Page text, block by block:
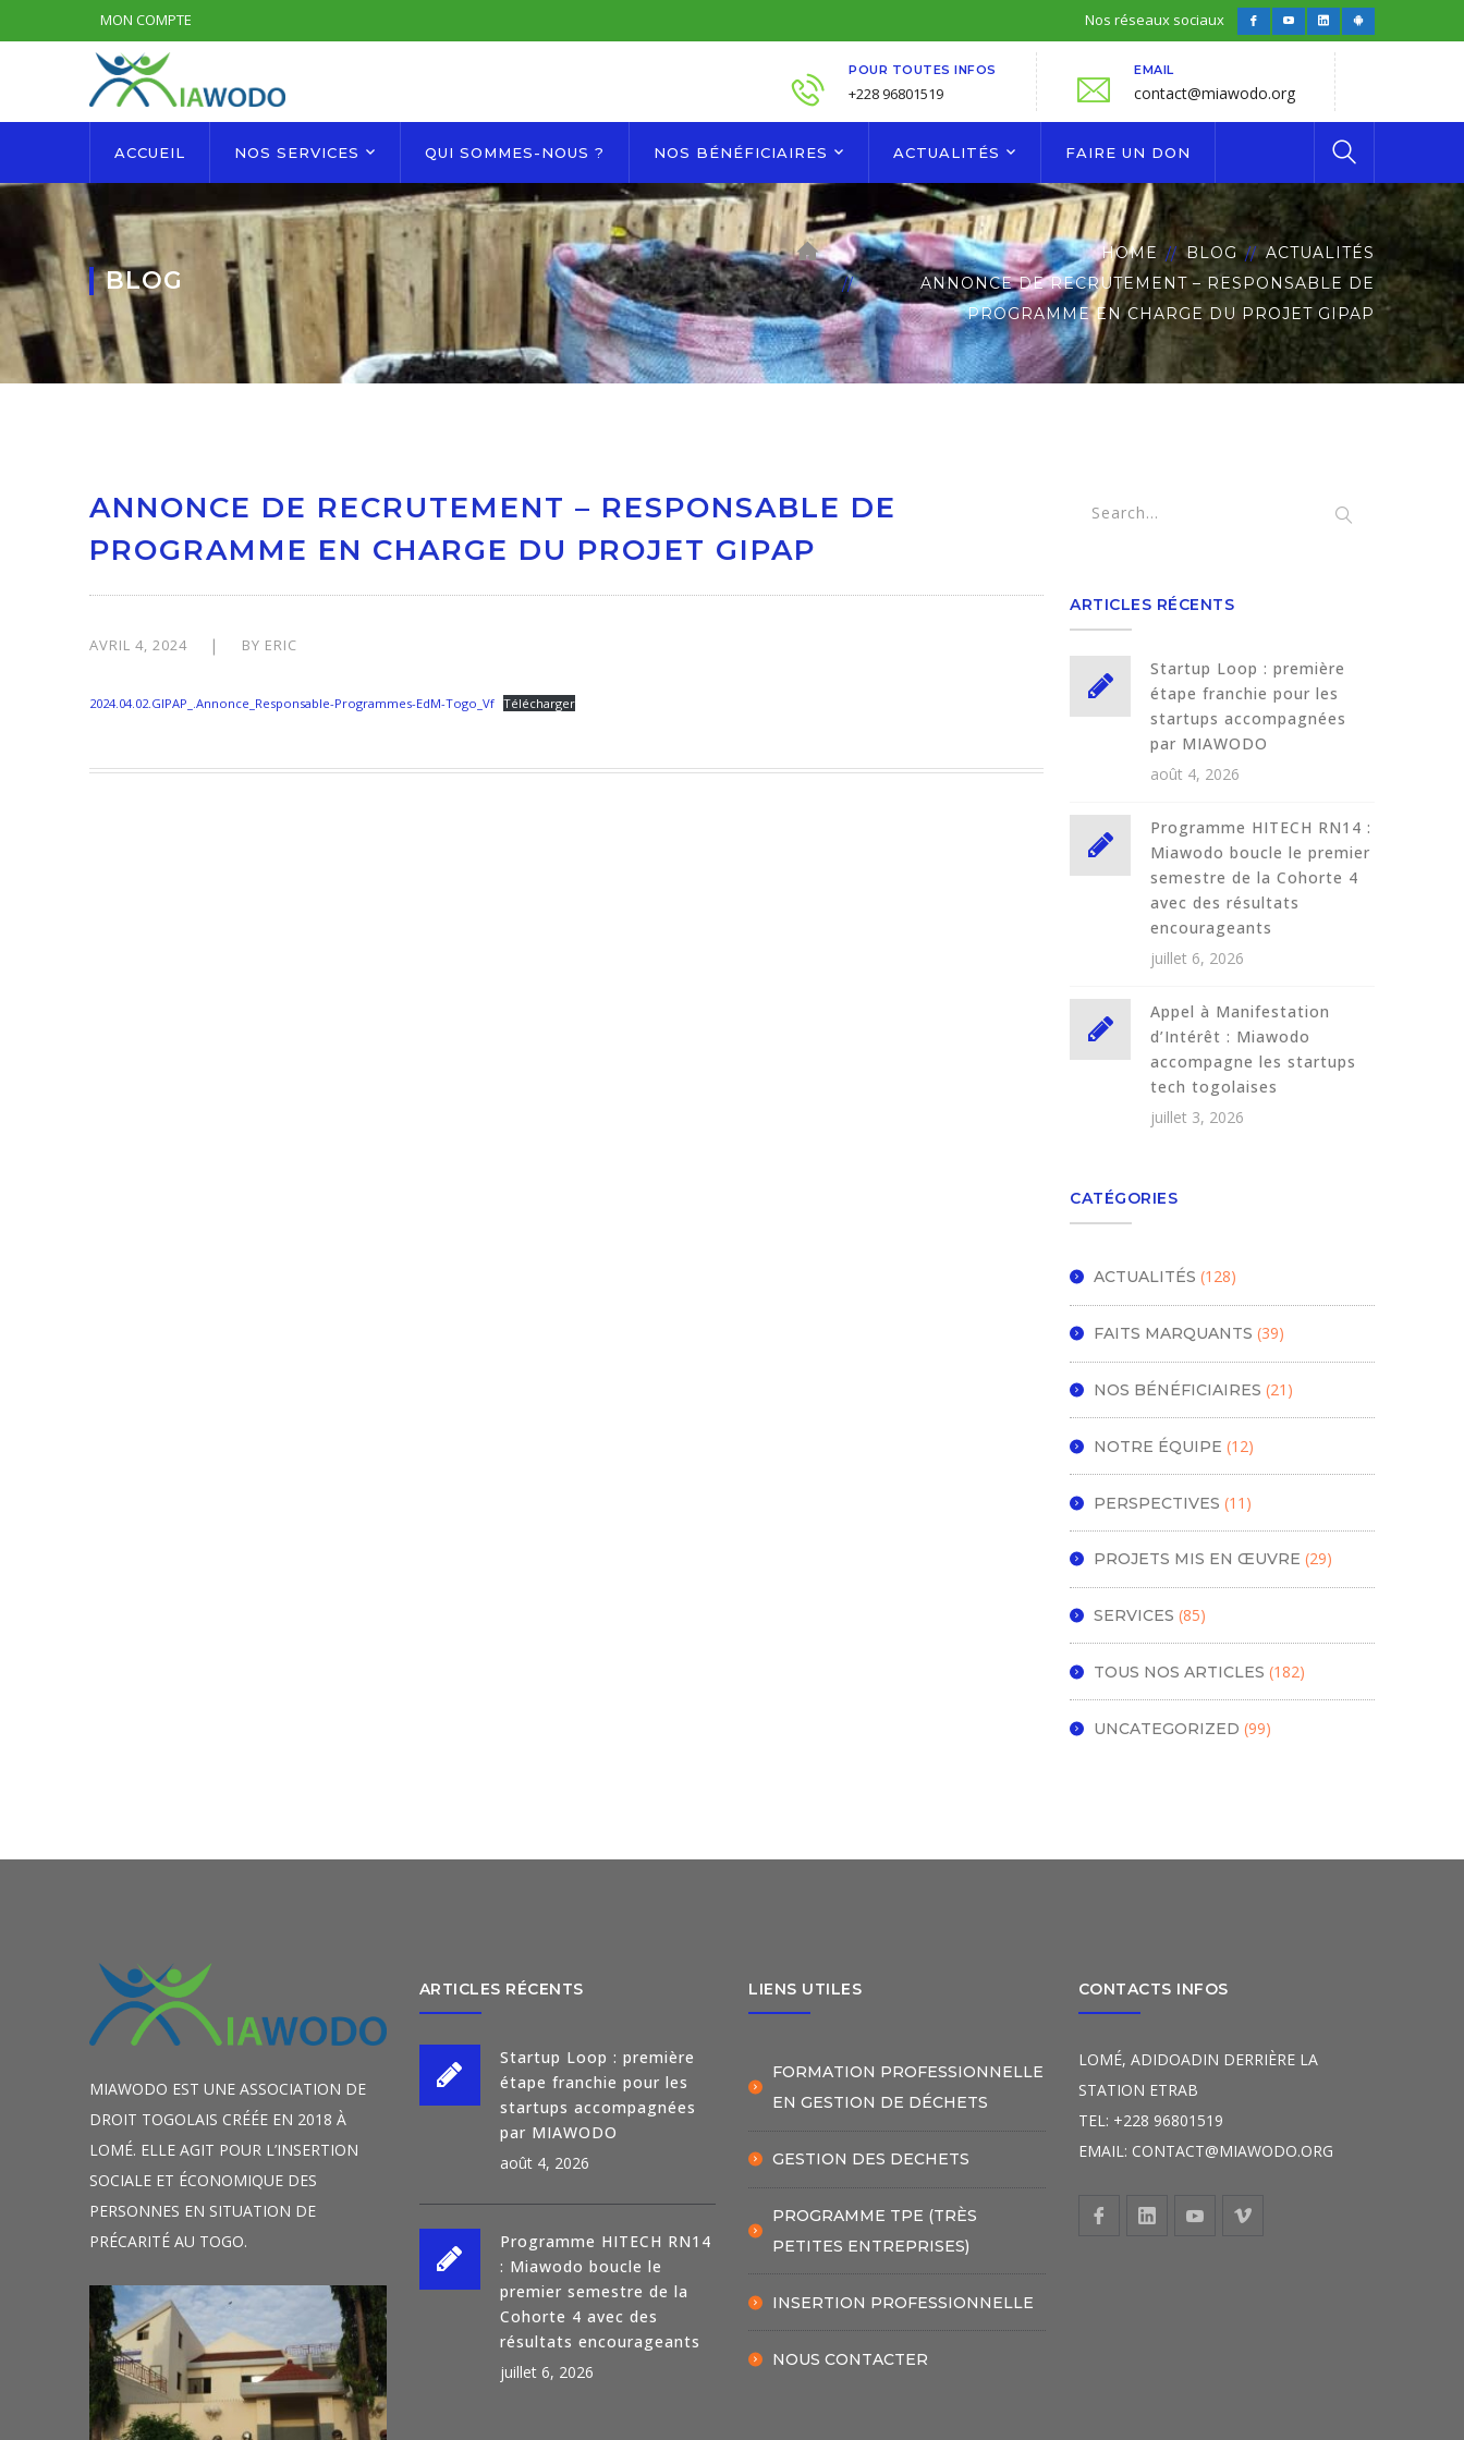
MON COMPTE Nos réseaux sociaux
FacebookYoutubeLinkedInAndroid
POUR TOUTES INFOS
+228 96801519
EMAIL
contact@miawodo.org
ACCUEIL NOS SERVICES QUI SOMMES-NOUS ? NOS BÉNÉFICIAIRES ACTUALITÉS FAIRE UN DON
BLOG
HOME BLOG
ACTUALITÉS
ANNONCE DE RECRUTEMENT – RESPONSABLE DE
PROGRAMME EN CHARGE DU PROJET GIPAP
ANNONCE DE RECRUTEMENT – RESPONSABLE DE
PROGRAMME EN CHARGE DU PROJET GIPAP
AVRIL 4, 2024 BY ERIC
2024.04.02.GIPAP_.Annonce_Responsable-Programmes-EdM-Togo_Vf Télécharger
ARTICLES RÉCENTS
Startup Loop : première
étape franchie pour les
startups accompagnées
par MIAWODO
août 4, 2026
Programme HITECH RN14 :
Miawodo boucle le premier
semestre de la Cohorte 4
avec des résultats
encourageants
juillet 6, 2026
Appel à Manifestation
d’Intérêt : Miawodo
accompagne les startups
tech togolaises
juillet 3, 2026
CATÉGORIES
ACTUALITÉS (128)
FAITS MARQUANTS (39)
NOS BÉNÉFICIAIRES (21)
NOTRE ÉQUIPE (12)
PERSPECTIVES (11)
PROJETS MIS EN ŒUVRE (29)
SERVICES (85)
TOUS NOS ARTICLES (182)
UNCATEGORIZED (99)
MIAWODO EST UNE ASSOCIATION DE
DROIT TOGOLAIS CRÉÉE EN 2018 À
LOMÉ. ELLE AGIT POUR L’INSERTION
SOCIALE ET ÉCONOMIQUE DES
PERSONNES EN SITUATION DE
PRÉCARITÉ AU TOGO.
ARTICLES RÉCENTS
Startup Loop : première
étape franchie pour les
startups accompagnées
par MIAWODO
août 4, 2026
Programme HITECH RN14
: Miawodo boucle le
premier semestre de la
Cohorte 4 avec des
résultats encourageants
juillet 6, 2026
LIENS UTILES
FORMATION PROFESSIONNELLE
EN GESTION DE DÉCHETS
GESTION DES DECHETS
PROGRAMME TPE (TRÈS
PETITES ENTREPRISES)
INSERTION PROFESSIONNELLE
NOUS CONTACTER
CONTACTS INFOS
LOMÉ, ADIDOADIN DERRIÈRE LA
STATION ETRAB
TEL: +228 96801519
EMAIL: CONTACT@MIAWODO.ORG